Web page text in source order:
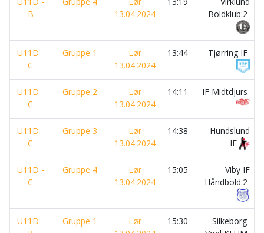
B
13.04.2024
Boldklub:2
U11D -
C
Gruppe 1
Lør
13.04.2024
13:44 Tjørring IF
U11D -
C
Gruppe 2
Lør
13.04.2024
14:11 IF Midtdjurs
U11D -
C
Gruppe 3
Lør
13.04.2024
14:38
Hundslund
IF
U11D -
C
Gruppe 4
Lør
13.04.2024
15:05
Viby IF
Håndbold:2
U11D -
Gruppe 1
Lør
15:30
Silkeborg-